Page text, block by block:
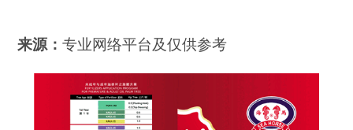
来源：专业网络平台及仅供参考